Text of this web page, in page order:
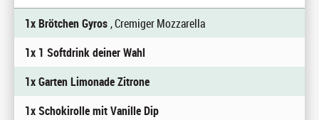
1x Brötchen Gyros, Cremiger Mozzarella
1x 1 Softdrink deiner Wahl
1x Garten Limonade Zitrone
1x Schokirolle mit Vanille Dip